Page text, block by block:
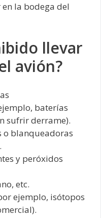
la bodega del
llevar
avión?
baterías
sufrir derrame).
o blanqueadoras
y peróxidos
etc.
ejemplo, isótopos